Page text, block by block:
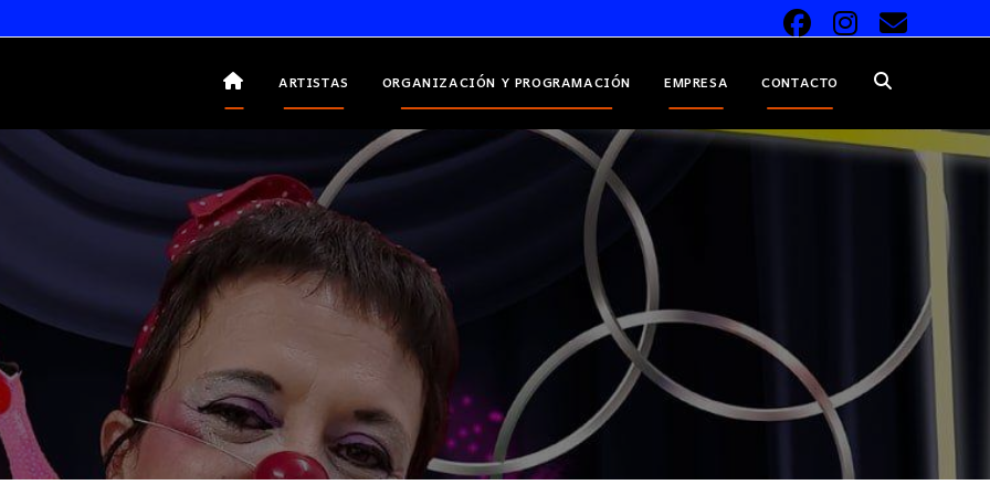
ARTISTAS ORGANIZACIÓN Y PROGRAMACIÓN EMPRESA CONTACTO ALTERNAR
BÚSQUEDA
LA